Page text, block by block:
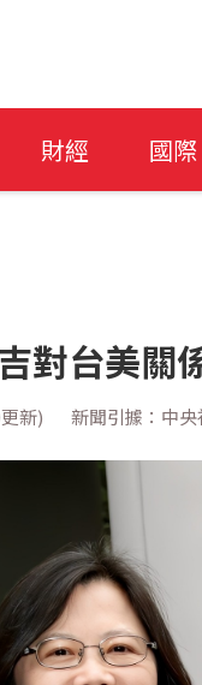
財經 國際
對台美關
新) 新聞引據：中央